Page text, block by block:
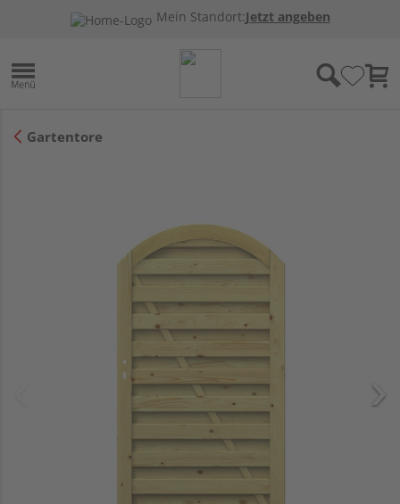
Mein Standort:Jetzt angeben
Gartentore